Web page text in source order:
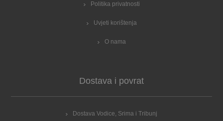
Politika privatnosti
Uvjeti korištenja
O nama
Dostava i povrat
Dostava Vodice, Srima i Tribunj